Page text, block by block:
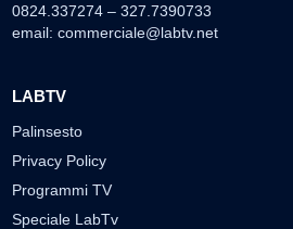
0824.337274 – 327.7390733
email: commerciale@labtv.net
LABTV
Palinsesto
Privacy Policy
Programmi TV
Speciale LabTv